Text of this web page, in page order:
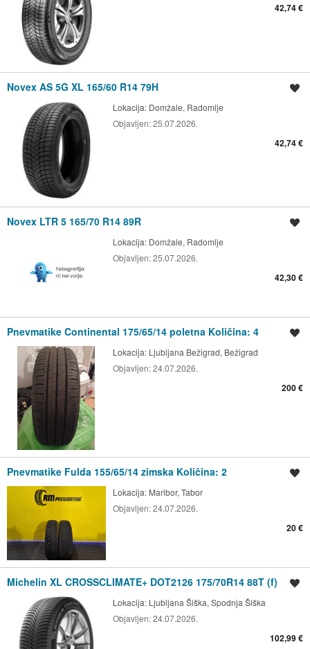
42,74 €
Novex AS 5G XL 165/60 R14 79H
Lokacija: Domžale, Radomlje
Objavljen:25.07.2026.
42,74 €
Novex LTR 5 165/70 R14 89R
Lokacija: Domžale, Radomlje
Objavljen:25.07.2026.
42,30 €
Pnevmatike Continental 175/65/14 poletna Količina: 4
Lokacija: Ljubljana Bežigrad, Bežigrad
Objavljen:24.07.2026.
200 €
Pnevmatike Fulda 155/65/14 zimska Količina: 2
Lokacija: Maribor, Tabor
Objavljen:24.07.2026.
20 €
Michelin XL CROSSCLIMATE+ DOT2126 175/70R14 88T (f)
Lokacija: Ljubljana Šiška, Spodnja Šiška
Objavljen:24.07.2026.
102,99 €